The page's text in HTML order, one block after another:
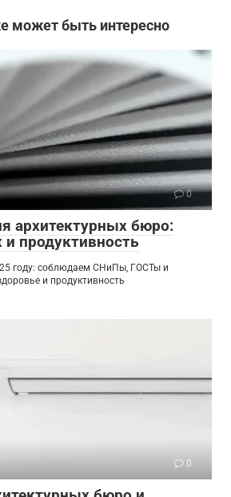
может быть интересно
0
архитектурных бюро:
продуктивность
году: соблюдаем СНиПы, ГОСТы и
и продуктивность
0